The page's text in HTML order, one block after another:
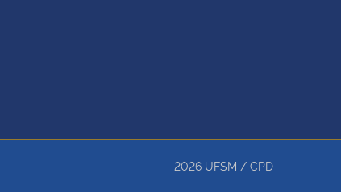
2026 UFSM / CPD